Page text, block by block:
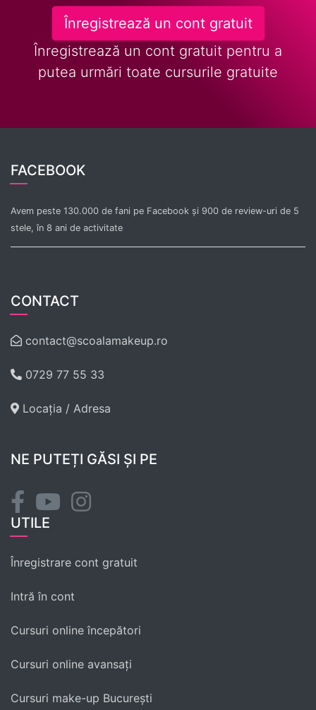
Înregistrează un cont gratuit
Înregistrează un cont gratuit pentru a
putea urmări toate cursurile gratuite
FACEBOOK
Avem peste 130.000 de fani pe Facebook și 900 de review-uri de 5
stele, în 8 ani de activitate
CONTACT
contact@scoalamakeup.ro
0729 77 55 33
Locația / Adresa
NE PUTEȚI GĂSI ȘI PE
UTILE
Înregistrare cont gratuit
Intră în cont
Cursuri online începători
Cursuri online avansați
Cursuri make-up București